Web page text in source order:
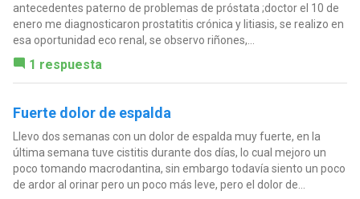
antecedentes paterno de problemas de próstata ;doctor el 10 de
enero me diagnosticaron prostatitis crónica y litiasis, se realizo en
esa oportunidad eco renal, se observo riñones,...
1 respuesta
Fuerte dolor de espalda
Llevo dos semanas con un dolor de espalda muy fuerte, en la
última semana tuve cistitis durante dos días, lo cual mejoro un
poco tomando macrodantina, sin embargo todavía siento un poco
de ardor al orinar pero un poco más leve, pero el dolor de...